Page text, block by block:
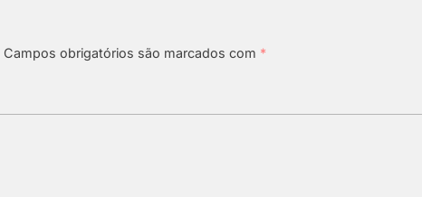
Campos obrigatórios são marcados com *